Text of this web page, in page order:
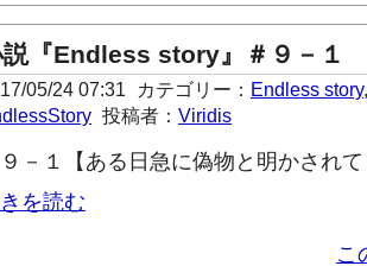
『Endless story』＃９－１
05/24 07:31 カテゴリー： Endless story
投稿者： Viridis
９－１【ある日急に偽物と明かされ
を読む
こ